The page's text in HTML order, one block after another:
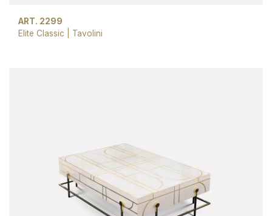
ART. 2299
Elite Classic
Tavolini